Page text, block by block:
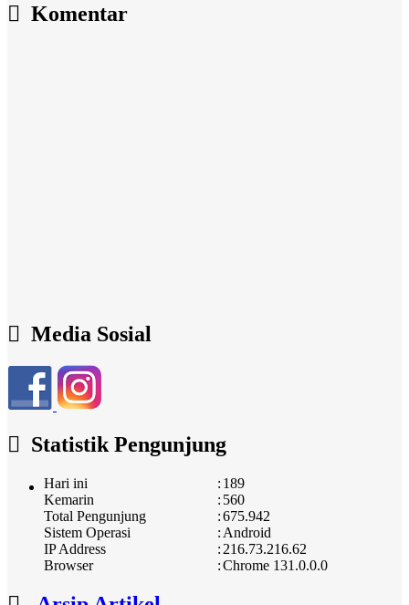
Komentar
Media Sosial
Statistik Pengunjung
Hari ini : 189
Kemarin
: 560
Total Pengunjung
:675.942
Sistem Operasi
: Android
IP Address
: 216.73.216.62
Browser
:Chrome 131.0.0.0